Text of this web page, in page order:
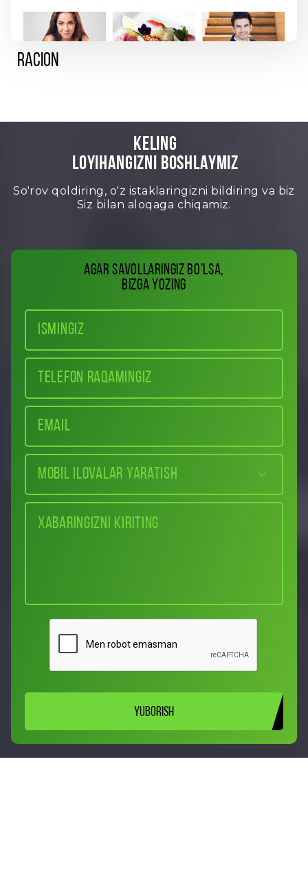
Racion
KELING
LOYIHANGIZNI BOSHLAYMIZ
So'rov qoldiring, o'z istaklaringizni bildiring va biz
Siz bilan aloqaga chiqamiz.
Agar savollaringiz bo'lsa,
bizga yozing
Mobil ilovalar yaratish
YUBORISH